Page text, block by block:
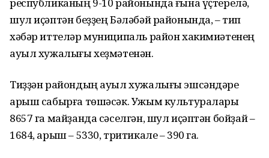
шул иҫәптән беҙҙең Бәләбәй районында, – тип
хәбәр иттеләр муниципаль район хакимиәтенең
ауыл хужалығы хеҙмәтенән.
Тиҙҙән райондың ауыл хужалығы эшсәндәре
арыш сабырға төшәсәк. Ужым культуралары
8657 га майҙанда сәселгән, шул иҫәптән бойҙай –
1684, арыш – 5330, тритикале – 390 га.